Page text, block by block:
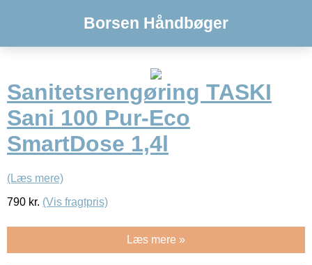
Borsen Håndbøger
Sanitetsrengøring TASKI
Sani 100 Pur-Eco
SmartDose 1,4l
(Læs mere)
790 kr. (Vis fragtpris)
Læs mere »